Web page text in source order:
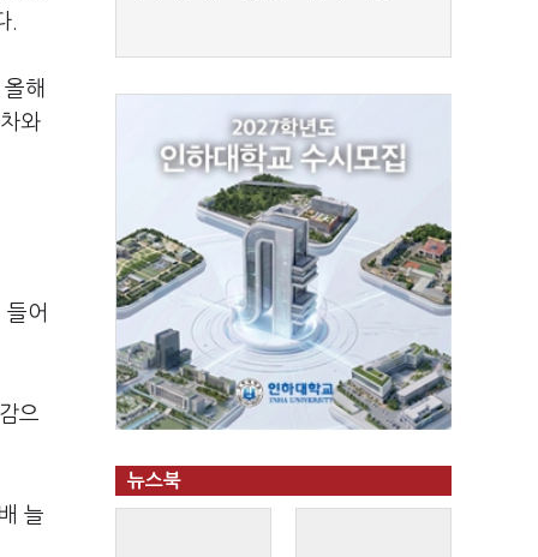
.
해
와
어
으
늘
뉴스북